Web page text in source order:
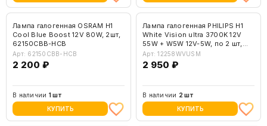
Лампа галогенная OSRAM H1
Cool Blue Boost 12V 80W, 2шт,
62150CBB-HCB
Арт: 62150CBB-HCB
2 200 ₽
В наличии 1 шт
КУПИТЬ
Лампа галогенная PHILIPS H1
White Vision ultra 3700K 12V
55W + W5W 12V-5W, по 2 шт,
12258WVUSM
Арт: 12258WVUSM
2 950 ₽
В наличии 2 шт
КУПИТЬ